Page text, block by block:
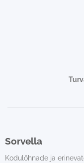
Sorvella
Kodulõhnade ja